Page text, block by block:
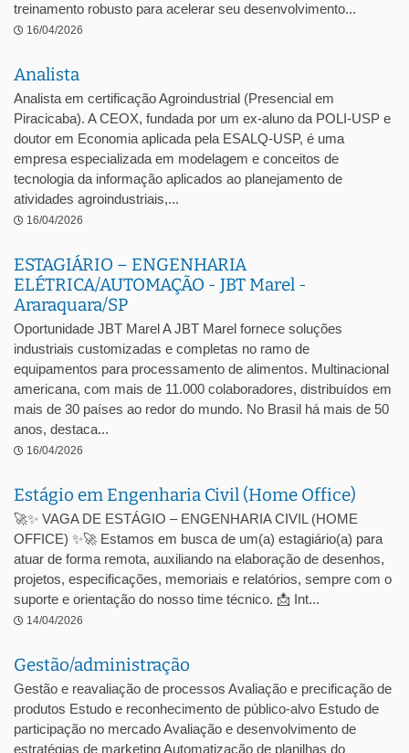
treinamento robusto para acelerar seu desenvolvimento...
16/04/2026
Analista
Analista em certificação Agroindustrial (Presencial em
Piracicaba). A CEOX, fundada por um ex-aluno da POLI-USP e
doutor em Economia aplicada pela ESALQ-USP, é uma
empresa especializada em modelagem e conceitos de
tecnologia da informação aplicados ao planejamento de
atividades agroindustriais,...
16/04/2026
ESTAGIÁRIO – ENGENHARIA
ELÉTRICA/AUTOMAÇÃO - JBT Marel -
Araraquara/SP
Oportunidade JBT Marel A JBT Marel fornece soluções
industriais customizadas e completas no ramo de
equipamentos para processamento de alimentos. Multinacional
americana, com mais de 11.000 colaboradores, distribuídos em
mais de 30 países ao redor do mundo. No Brasil há mais de 50
anos, destaca...
16/04/2026
Estágio em Engenharia Civil (Home Office)
🚀✨ VAGA DE ESTÁGIO – ENGENHARIA CIVIL (HOME
OFFICE) ✨🚀 Estamos em busca de um(a) estagiário(a) para
atuar de forma remota, auxiliando na elaboração de desenhos,
projetos, especificações, memoriais e relatórios, sempre com o
suporte e orientação do nosso time técnico. 📩 Int...
14/04/2026
Gestão/administração
Gestão e reavaliação de processos Avaliação e precificação de
produtos Estudo e reconhecimento de público-alvo Estudo de
participação no mercado Avaliação e desenvolvimento de
estratégias de marketing Automatização de planilhas do